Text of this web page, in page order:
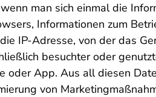
man sich einmal die
Informationen zum
IP-Adresse, von der das
besuchter oder
App. Aus all diesen
von